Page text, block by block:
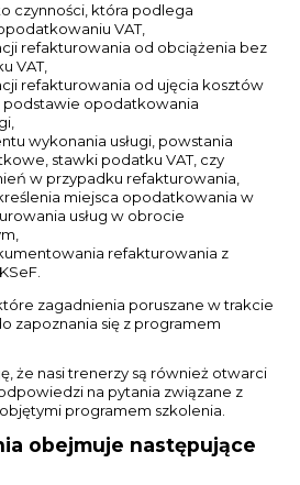
czynności, która podlega
VAT,
refakturowania od obciążenia bez
VAT,
refakturowania od ujęcia kosztów
podstawie opodatkowania
wykonania usługi, powstania
stawki podatku VAT, czy
w przypadku refakturowania,
miejsca opodatkowania w
usług w obrocie
refakturowania z
zagadnienia poruszane w trakcie
zapoznania się z programem
że nasi trenerzy są również otwarci
na pytania związane z
programem szkolenia.
obejmuje następujące